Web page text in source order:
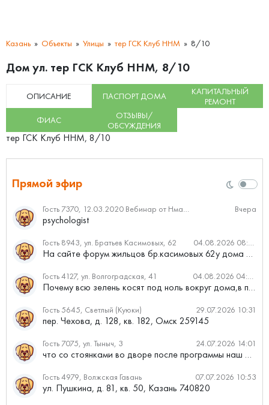
Казань Объекты Улицы тер ГСК Клуб ННМ 8/10
Дом ул. тер ГСК Клуб ННМ, 8/10
ОПИСАНИЕ ПАСПОРТ ДОМА
КАПИТАЛЬНЫЙ
РЕМОНТ
ФИАС
ОТЗЫВЫ/
ОБСУЖДЕНИЯ
тер ГСК Клуб ННМ, 8/10
Прямой эфир
Гость 7370, 12.03.2020 Вебинар от Нмаркет.ПРО: «Актуальное об ипотеке: что нужно знать» Вчера
psychologist
Гость 8943, ул. Братьев Касимовых, 62 04.08.2026 08:34
На сайте форум жильцов бр.касимовых 62у дома растут красивые...
Гость 4127, ул. Волгоградская, 41 04.08.2026 04:46
Почему всю зелень косят под ноль вокруг дома,в полисадниках....
Гость 5645, Светлый (Куюки) 29.07.2026 10:31
пер. Чехова, д. 128, кв. 182, Омск 259145
Гость 7075, ул. Тыныч, 3 24.07.2026 14:01
что со стоянками во дворе после программы наш двор
Гость 4979, Волжская Гавань 07.07.2026 10:53
ул. Пушкина, д. 81, кв. 50, Казань 740820